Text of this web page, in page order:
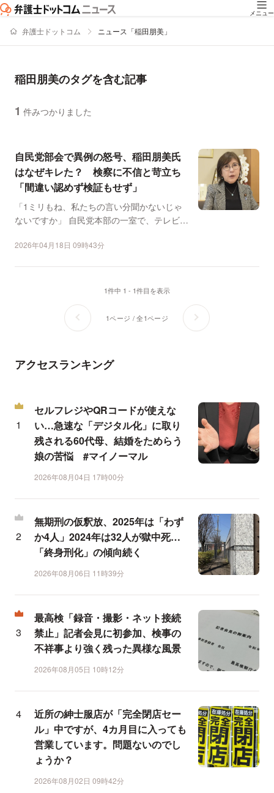
メニュー
弁護士ドットコム ニュース「稲田朋美」
稲田朋美のタグを含む記事
1 件みつかりました
自民党部会で異例の怒号、稲田朋美氏
はなぜキレた？ 検察に不信と苛立ち
「間違い認めず検証もせず」
「1ミリもね、私たちの言い分聞かないじゃ
ないですか」 自民党本部の一室で、テレビカ
2026年04月18日 09時43分
1件中 1 - 1件目を表示
1ページ / 全1ページ
アクセスランキング
セルフレジやQRコードが使えな
い…急速な「デジタル化」に取り
残される60代母、結婚をためらう
娘の苦悩 #マイノーマル
2026年08月04日 17時00分
無期刑の仮釈放、2025年は「わず
か4人」2024年は32人が獄中死…
「終身刑化」の傾向続く
2026年08月06日 11時39分
最高検「録音・撮影・ネット接続
禁止」記者会見に初参加、検事の
不祥事より強く残った異様な風景
2026年08月05日 10時12分
近所の紳士服店が「完全閉店セー
ル」中ですが、4カ月目に入っても
営業しています。問題ないのでし
ょうか？
2026年08月02日 09時42分